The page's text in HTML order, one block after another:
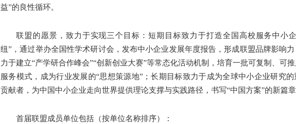
益”的良性循环。
联盟的愿景，致力于实现三个目标：短期目标致力于打造全国高校服务中小
纽”，通过举办全国性学术研讨会，发布中小企业发展年度报告，形成联盟品牌影响
力于建立“产学研合作峰会”“创新创业大赛”等常态化活动机制，培育一批可复制、可
服务模式，成为行业发展的“思想策源地”；长期目标致力于成为全球中小企业研究
贡献者，为中国中小企业走向世界提供理论支撑与实践路径，书写“中国方案”的新篇章
首届联盟成员单位包括（按单位名称排序）：